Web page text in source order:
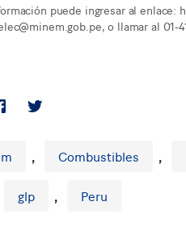
puede ingresar al enlace:
o llamar al 01-
, Combustibles ,
glp , Peru